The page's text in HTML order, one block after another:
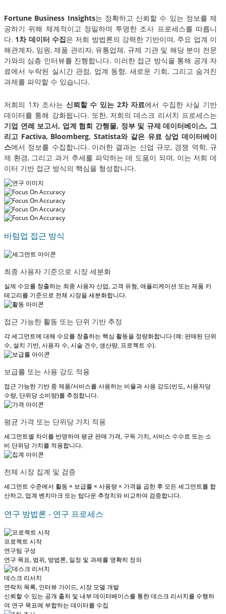
Fortune Business Insights는 정확하고 신뢰할 수 있는 정보를 제
공하기 위해 체계적이고 정밀하며 투명한 조사 프로세스를 따릅니
다. 1차 데이터 수집은 저희 방법론의 강력한 기반이며, 주요 업계 이
해관계자, 임원, 제품 관리자, 유통업체, 규제 기관 및 해당 분야 전문
가와의 심층 인터뷰를 진행합니다. 이러한 접근 방식을 통해 공개 자
료에서 누락된 실시간 관점, 업계 동향, 새로운 기회, 그리고 숨겨진
과제를 파악할 수 있습니다.
저희의 1차 조사는 신뢰할 수 있는 2차 자료에서 수집한 사실 기반
데이터를 통해 강화됩니다. 또한, 저희의 데스크 리서치 프로세스는
기업 연례 보고서, 업계 협회 간행물, 정부 및 규제 데이터베이스, 그
리고 Factiva, Bloomberg, Statista와 같은 유료 상업 데이터베이
스에서 정보를 수집합니다. 이러한 결과는 산업 규모, 경쟁 역학, 규
제 환경, 그리고 과거 추세를 파악하는 데 도움이 되며, 이는 저희 데
이터 기반 접근 방식의 핵심을 형성합니다.
바텀업 접근 방식
최종 사용자 기준으로 시장 세분화
실제 수요를 창출하는 최종 사용자 산업, 고객 유형, 애플리케이션 또는 제품 카
테고리를 기준으로 전체 시장을 세분화합니다.
접근 가능한 활동 또는 단위 기반 추정
각 세그먼트에 대해 수요를 창출하는 핵심 활동을 정량화합니다 (예: 판매된 단위
수, 설치 기반, 사용자 수, 시술 건수, 생산량, 프로젝트 수).
보급률 또는 사용 강도 적용
접근 가능한 기반 중 제품/서비스를 사용하는 비율과 사용 강도(빈도, 사용자당
수량, 단위당 소비량)를 추정합니다.
평균 가격 또는 단위당 가치 적용
세그먼트별 차이를 반영하여 평균 판매 가격, 구독 가치, 서비스 수수료 또는 소
비 단위당 가치를 적용합니다.
전체 시장 집계 및 검증
세그먼트 수준에서 활동 × 보급률 × 사용량 × 가격을 곱한 후 모든 세그먼트를 합
산하고, 업계 벤치마크 또는 탑다운 추정치와 비교하여 검증합니다.
연구 방법론 - 연구 프로세스
프로젝트 시작
연구팀 구성
연구 목표, 범위, 방법론, 일정 및 과제를 명확히 정의
데스크 리서치
연락처 목록, 인터뷰 가이드, 시장 모델 개발
신뢰할 수 있는 공개 출처 및 내부 데이터베이스를 통한 데스크 리서치를 수행하
여 연구 목표에 부합하는 데이터를 수집